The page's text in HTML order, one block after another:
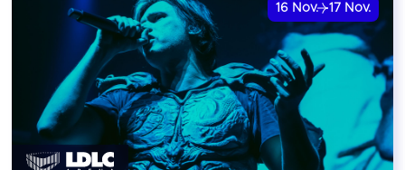
16 Nov. 17 Nov.